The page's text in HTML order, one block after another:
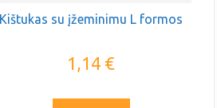
Kištukas su įžeminimu L formos
1,14 €